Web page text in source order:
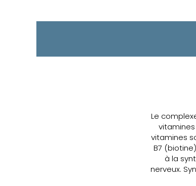
Le
vitamines
B7
à la
nerveux.